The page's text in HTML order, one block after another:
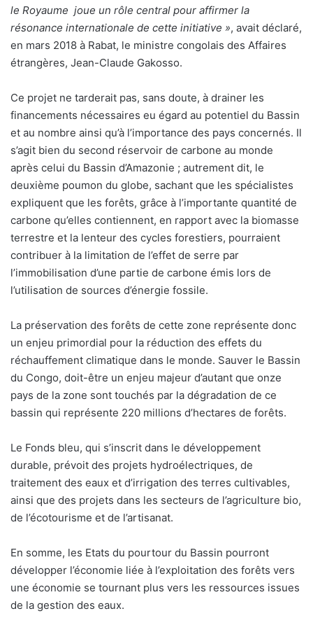
le Royaume joue un rôle central pour affirmer la
résonance internationale de cette initiative », avait déclaré,
en mars 2018 à Rabat, le ministre congolais des Affaires
étrangères, Jean-Claude Gakosso.
Ce projet ne tarderait pas, sans doute, à drainer les
financements nécessaires eu égard au potentiel du Bassin
et au nombre ainsi qu’à l’importance des pays concernés. Il
s’agit bien du second réservoir de carbone au monde
après celui du Bassin d’Amazonie ; autrement dit, le
deuxième poumon du globe, sachant que les spécialistes
expliquent que les forêts, grâce à l’importante quantité de
carbone qu’elles contiennent, en rapport avec la biomasse
terrestre et la lenteur des cycles forestiers, pourraient
contribuer à la limitation de l’effet de serre par
l’immobilisation d’une partie de carbone émis lors de
l’utilisation de sources d’énergie fossile.
La préservation des forêts de cette zone représente donc
un enjeu primordial pour la réduction des effets du
réchauffement climatique dans le monde. Sauver le Bassin
du Congo, doit-être un enjeu majeur d’autant que onze
pays de la zone sont touchés par la dégradation de ce
bassin qui représente 220 millions d’hectares de forêts.
Le Fonds bleu, qui s’inscrit dans le développement
durable, prévoit des projets hydroélectriques, de
traitement des eaux et d’irrigation des terres cultivables,
ainsi que des projets dans les secteurs de l’agriculture bio,
de l’écotourisme et de l’artisanat.
En somme, les Etats du pourtour du Bassin pourront
développer l’économie liée à l’exploitation des forêts vers
une économie se tournant plus vers les ressources issues
de la gestion des eaux.